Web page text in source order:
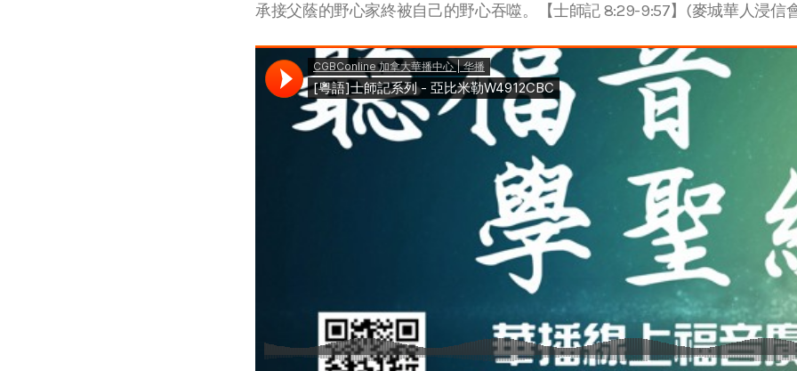
承接父蔭的野心家終被自己的野心吞噬。【士師記 8:29-9:57】(麥城華人浸信